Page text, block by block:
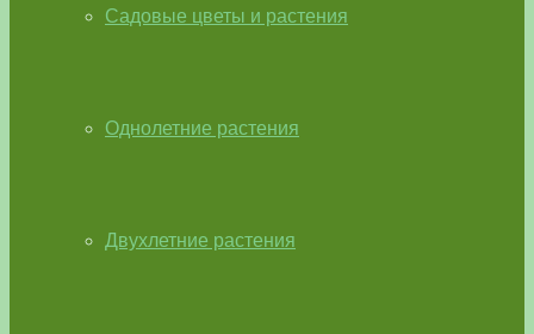
Садовые цветы и растения
Однолетние растения
Двухлетние растения